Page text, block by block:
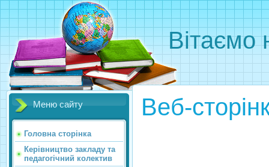
Вітаємо
Меню сайту
Головна сторінка
Керівництво закладу та
педагогічний колектив
Веб-